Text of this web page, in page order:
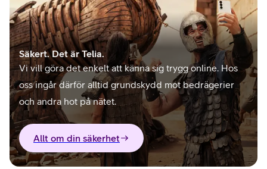
Säkert. Det är Telia.
Vi vill göra det enkelt att känna sig trygg online. Hos
oss ingår därför alltid grundskydd mot bedrägerier
och andra hot på nätet.
Allt om din säkerhet